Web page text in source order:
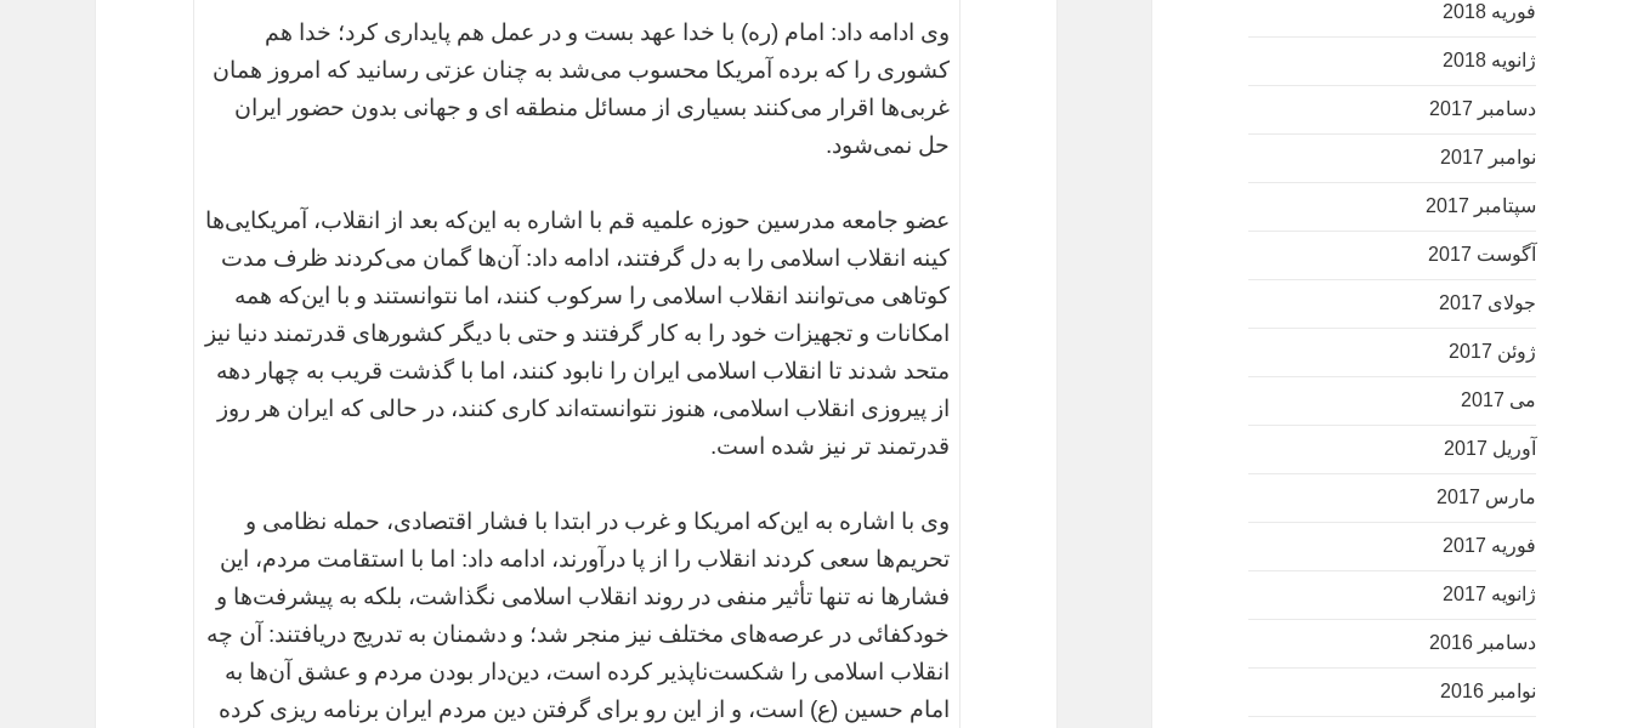
فوریه 2018
ژانویه 2018
دسامبر 2017
نوامبر 2017
سپتامبر 2017
آگوست 2017
جولای 2017
ژوئن 2017
می 2017
آوریل 2017
مارس 2017
فوریه 2017
ژانویه 2017
دسامبر 2016
نوامبر 2016
وی ادامه داد: امام (ره) با خدا عهد بست و در عمل هم پایداری کرد؛ خدا هم
کشوری را که برده آمریکا محسوب می‌شد به چنان عزتی رسانید که امروز همان
غربی‌ها اقرار می‌کنند بسیاری از مسائل منطقه ای و جهانی بدون حضور ایران
حل نمی‌شود.
عضو جامعه مدرسین حوزه علمیه قم با اشاره به این‌که بعد از انقلاب، آمریکایی‌ها
کینه انقلاب اسلامی را به دل گرفتند، ادامه داد: آن‌ها گمان می‌کردند ظرف مدت
کوتاهی می‌توانند انقلاب اسلامی را سرکوب کنند، اما نتوانستند و با این‌که همه
امکانات و تجهیزات خود را به کار گرفتند و حتی با دیگر کشورهای قدرتمند دنیا نیز
متحد شدند تا انقلاب اسلامی ایران را نابود کنند، اما با گذشت قریب به چهار دهه
از پیروزی انقلاب اسلامی، هنوز نتوانسته‌اند کاری کنند، در حالی که ایران هر روز
قدرتمند تر نیز شده است.
وی با اشاره به این‌که امریکا و غرب در ابتدا با فشار اقتصادی، حمله نظامی و
تحریم‌ها سعی کردند انقلاب را از پا درآورند، ادامه داد: اما با استقامت مردم، این
فشار‌ها نه تنها تأثیر منفی در روند انقلاب اسلامی نگذاشت، بلکه به پیشرفت‌ها و
خودکفائی در عرصه‌های مختلف نیز منجر شد؛ و دشمنان به تدریج دریافتند: آن چه
انقلاب اسلامی را شکست‌ناپذیر کرده است، دین‌دار بودن مردم و عشق آن‌ها به
امام حسین (ع) است، و از این رو برای گرفتن دین مردم ایران برنامه ریزی کرده